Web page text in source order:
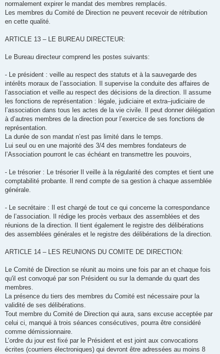
normalement expirer le mandat des membres remplacés.
Les membres du Comité de Direction ne peuvent recevoir de rétribution
en cette qualité.
ARTICLE 13 – LE BUREAU DIRECTEUR:
Le Bureau directeur comprend les postes suivants:
- Le président : veille au respect des statuts et à la sauvegarde des
intérêts moraux de l’association. Il supervise la conduite des affaires de
l’association et veille au respect des décisions de la direction. Il assume
les fonctions de représentation : légale, judiciaire et extra–judiciaire de
l’association dans tous les actes de la vie civile. Il peut donner délégation
à d’autres membres de la direction pour l’exercice de ses fonctions de
représentation.
La durée de son mandat n’est pas limité dans le temps.
Lui seul ou en une majorité des 3/4 des membres fondateurs de
l’Association pourront le cas échéant en transmettre les pouvoirs,
- Le trésorier : Le trésorier Il veille à la régularité des comptes et tient une
comptabilité probante. Il rend compte de sa gestion à chaque assemblée
générale.
- Le secrétaire : Il est chargé de tout ce qui concerne la correspondance
de l’association. Il rédige les procès verbaux des assemblées et des
réunions de la direction. Il tient également le registre des délibérations
des assemblées générales et le registre des délibérations de la direction.
ARTICLE 14 – LES REUNIONS DU COMITE DE DIRECTION:
Le Comité de Direction se réunit au moins une fois par an et chaque fois
qu'il est convoqué par son Président ou sur la demande du quart des
membres.
La présence du tiers des membres du Comité est nécessaire pour la
validité de ses délibérations.
Tout membre du Comité de Direction qui aura, sans excuse acceptée par
celui ci, manqué à trois séances consécutives, pourra être considéré
comme démissionnaire.
L’ordre du jour est fixé par le Président et est joint aux convocations
écrites (courriers électroniques) qui devront être adressées au moins 8